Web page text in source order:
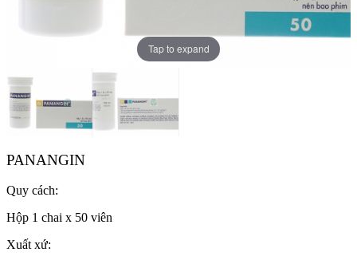
Tap to expand
PANANGIN
Quy cách:
Hộp 1 chai x 50 viên
Xuất xứ: